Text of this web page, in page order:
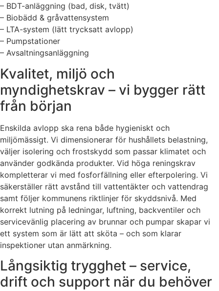
– BDT-anläggning (bad, disk, tvätt)
– Biobädd & gråvattensystem
– LTA-system (lätt trycksatt avlopp)
– Pumpstationer
– Avsaltningsanläggning
Kvalitet, miljö och
myndighetskrav – vi bygger rätt
från början
Enskilda avlopp ska rena både hygieniskt och
miljömässigt. Vi dimensionerar för hushållets belastning,
väljer isolering och frostskydd som passar klimatet och
använder godkända produkter. Vid höga reningskrav
kompletterar vi med fosforfällning eller efterpolering. Vi
säkerställer rätt avstånd till vattentäkter och vattendrag
samt följer kommunens riktlinjer för skyddsnivå. Med
korrekt lutning på ledningar, luftning, backventiler och
servicevänlig placering av brunnar och pumpar skapar vi
ett system som är lätt att sköta – och som klarar
inspektioner utan anmärkning.
Långsiktig trygghet – service,
drift och support när du behöver